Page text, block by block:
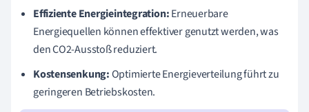
Effiziente Energieintegration:Erneuerbare
Energiequellen können effektiver genutzt werden, was
den CO2-Ausstoß reduziert.
Kostensenkung:Optimierte Energieverteilung führt zu
geringeren Betriebskosten.